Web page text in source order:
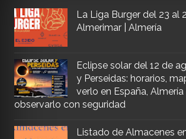
La Liga Burger del 23 al
Almerimar | Almería
Eclipse solar del 12 de
y Perseidas: horarios,
verlo en España,
observarlo con seguridad
Listado de Almacenes